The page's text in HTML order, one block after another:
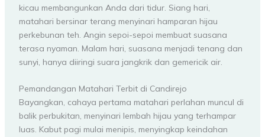
kicau membangunkan Anda dari tidur. Siang hari,
matahari bersinar terang menyinari hamparan hijau
perkebunan teh. Angin sepoi-sepoi membuat suasana
terasa nyaman. Malam hari, suasana menjadi tenang dan
sunyi, hanya diiringi suara jangkrik dan gemericik air.
Pemandangan Matahari Terbit di Candirejo
Bayangkan, cahaya pertama matahari perlahan muncul di
balik perbukitan, menyinari lembah hijau yang terhampar
luas. Kabut pagi mulai menipis, menyingkap keindahan